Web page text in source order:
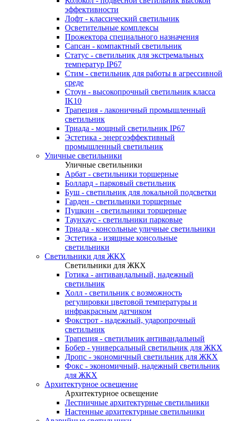
эффективности
Лофт - классический светильник
Осветительные комплексы
Прожектора специального назначения
Сапсан - компактный светильник
Статус - светильник для экстремальных
температур IP67
Стим - светильник для работы в агрессивной
среде
Стоун - высокопрочный светильник класса
IK10
Трапеция - лаконичный промышленный
светильник
Триада - мощный светильник IP67
Эстетика - энергоэффективный
промышленный светильник
Уличные светильники
Уличные светильники
Арбат - светильники торшерные
Боллард - парковый светильник
Буш - светильник для локальной подсветки
Гарден - светильники торшерные
Пушкин - светильники торшерные
Таунхаус - светильники парковые
Триада - консольные уличные светильники
Эстетика - изящные консольные
светильники
Светильники для ЖКХ
Светильники для ЖКХ
Готика - антивандальный, надежный
светильник
Холл - светильник с возможность
регулировки цветовой температуры и
инфракрасным датчиком
Фокстрот - надежный, ударопрочный
светильник
Трапеция - светильник антивандальный
Бобер - универсальный светильник для ЖКХ
Дропс - экономичный светильник для ЖКХ
Фокс - экономичный, надежный светильник
для ЖКХ
Архитектурное освещение
Архитектурное освещение
Лестничные архитектурные светильники
Настенные архитектурные светильники